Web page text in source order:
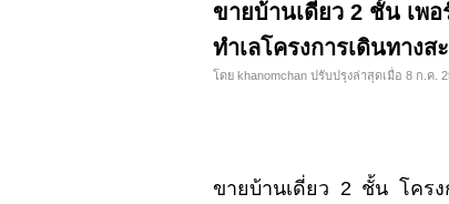
ขายบ้านเดี่ยว 2 ชั้น เพ
ทำเลโครงการเดินทางส
โดย khanomchan ปรับปรุงล่าสุดเมื่อ 8 ก.ค.
ขายบ้านเดี่ยว 2 ชั้น โคร